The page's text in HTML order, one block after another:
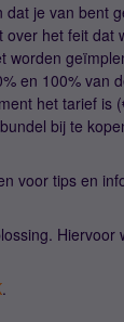
je van bent
het feit dat
en 100% van
het tarief is
bij te
voor tips en
Hiervoor
.